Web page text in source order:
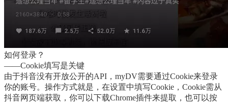
如何登录？
——Cookie填写是关键
由于抖音没有开放公开的API，myDV需要通过Cookie来登录
你的账号。操作方式就是，在设置中填写Cookie，Cookie需从
抖音网页端获取，你可以下载Chrome插件来提取，也可以按